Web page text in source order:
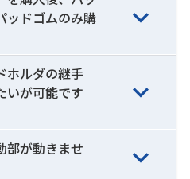
ッドゴムのみ購
ホルダの継手
いが可能です
部が動きませ